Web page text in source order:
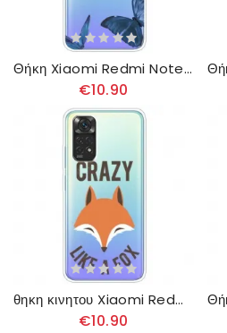
Θήκη Xiaomi Redmi Note 11 / 11S Άγριες Πεταλούδες
€10.90
θηκη κινητου Xiaomi Redmi Note 11 / 11S Αλεπού / Τρελός Σαν Αλεπού
€10.90